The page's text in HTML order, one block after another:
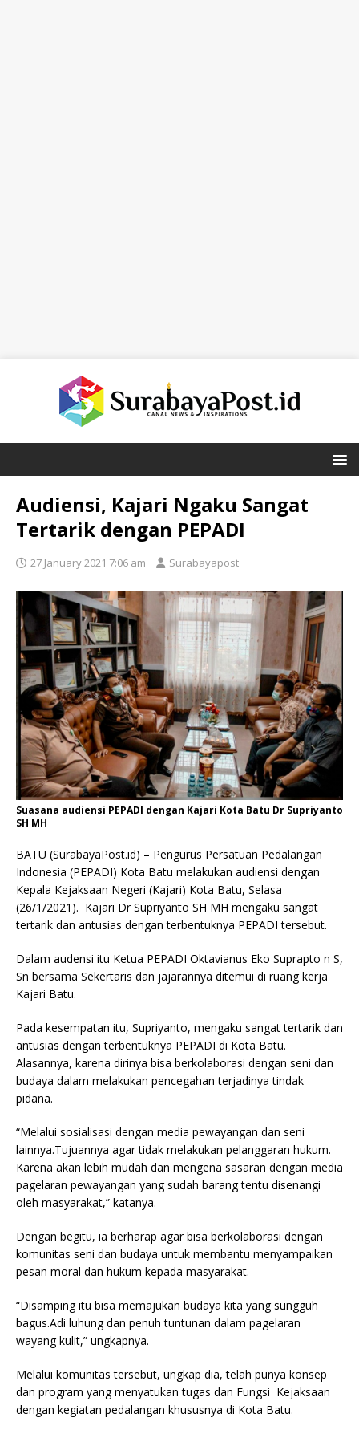
Audiensi, Kajari Ngaku Sangat
Tertarik dengan PEPADI
27 January 2021 7:06 am Surabayapost
Suasana audiensi PEPADI dengan Kajari Kota Batu Dr Supriyanto
SH MH
BATU (SurabayaPost.id) – Pengurus Persatuan Pedalangan
Indonesia (PEPADI) Kota Batu melakukan audiensi dengan
Kepala Kejaksaan Negeri (Kajari) Kota Batu, Selasa
(26/1/2021). Kajari Dr Supriyanto SH MH mengaku sangat
tertarik dan antusias dengan terbentuknya PEPADI tersebut.
Dalam audensi itu Ketua PEPADI Oktavianus Eko Suprapto n S,
Sn bersama Sekertaris dan jajarannya ditemui di ruang kerja
Kajari Batu.
Pada kesempatan itu, Supriyanto, mengaku sangat tertarik dan
antusias dengan terbentuknya PEPADI di Kota Batu.
Alasannya, karena dirinya bisa berkolaborasi dengan seni dan
budaya dalam melakukan pencegahan terjadinya tindak
pidana.
“Melalui sosialisasi dengan media pewayangan dan seni
lainnya.Tujuannya agar tidak melakukan pelanggaran hukum.
Karena akan lebih mudah dan mengena sasaran dengan media
pagelaran pewayangan yang sudah barang tentu disenangi
oleh masyarakat,” katanya.
Dengan begitu, ia berharap agar bisa berkolaborasi dengan
komunitas seni dan budaya untuk membantu menyampaikan
pesan moral dan hukum kepada masyarakat.
“Disamping itu bisa memajukan budaya kita yang sungguh
bagus.Adi luhung dan penuh tuntunan dalam pagelaran
wayang kulit,” ungkapnya.
Melalui komunitas tersebut, ungkap dia, telah punya konsep
dan program yang menyatukan tugas dan Fungsi Kejaksaan
dengan kegiatan pedalangan khususnya di Kota Batu.